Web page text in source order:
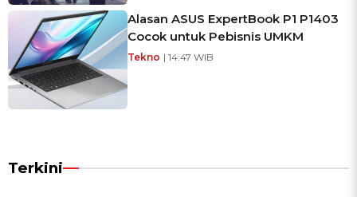
Alasan ASUS ExpertBook P1 P1403
Cocok untuk Pebisnis UMKM
Tekno | 14:47 WIB
Terkini